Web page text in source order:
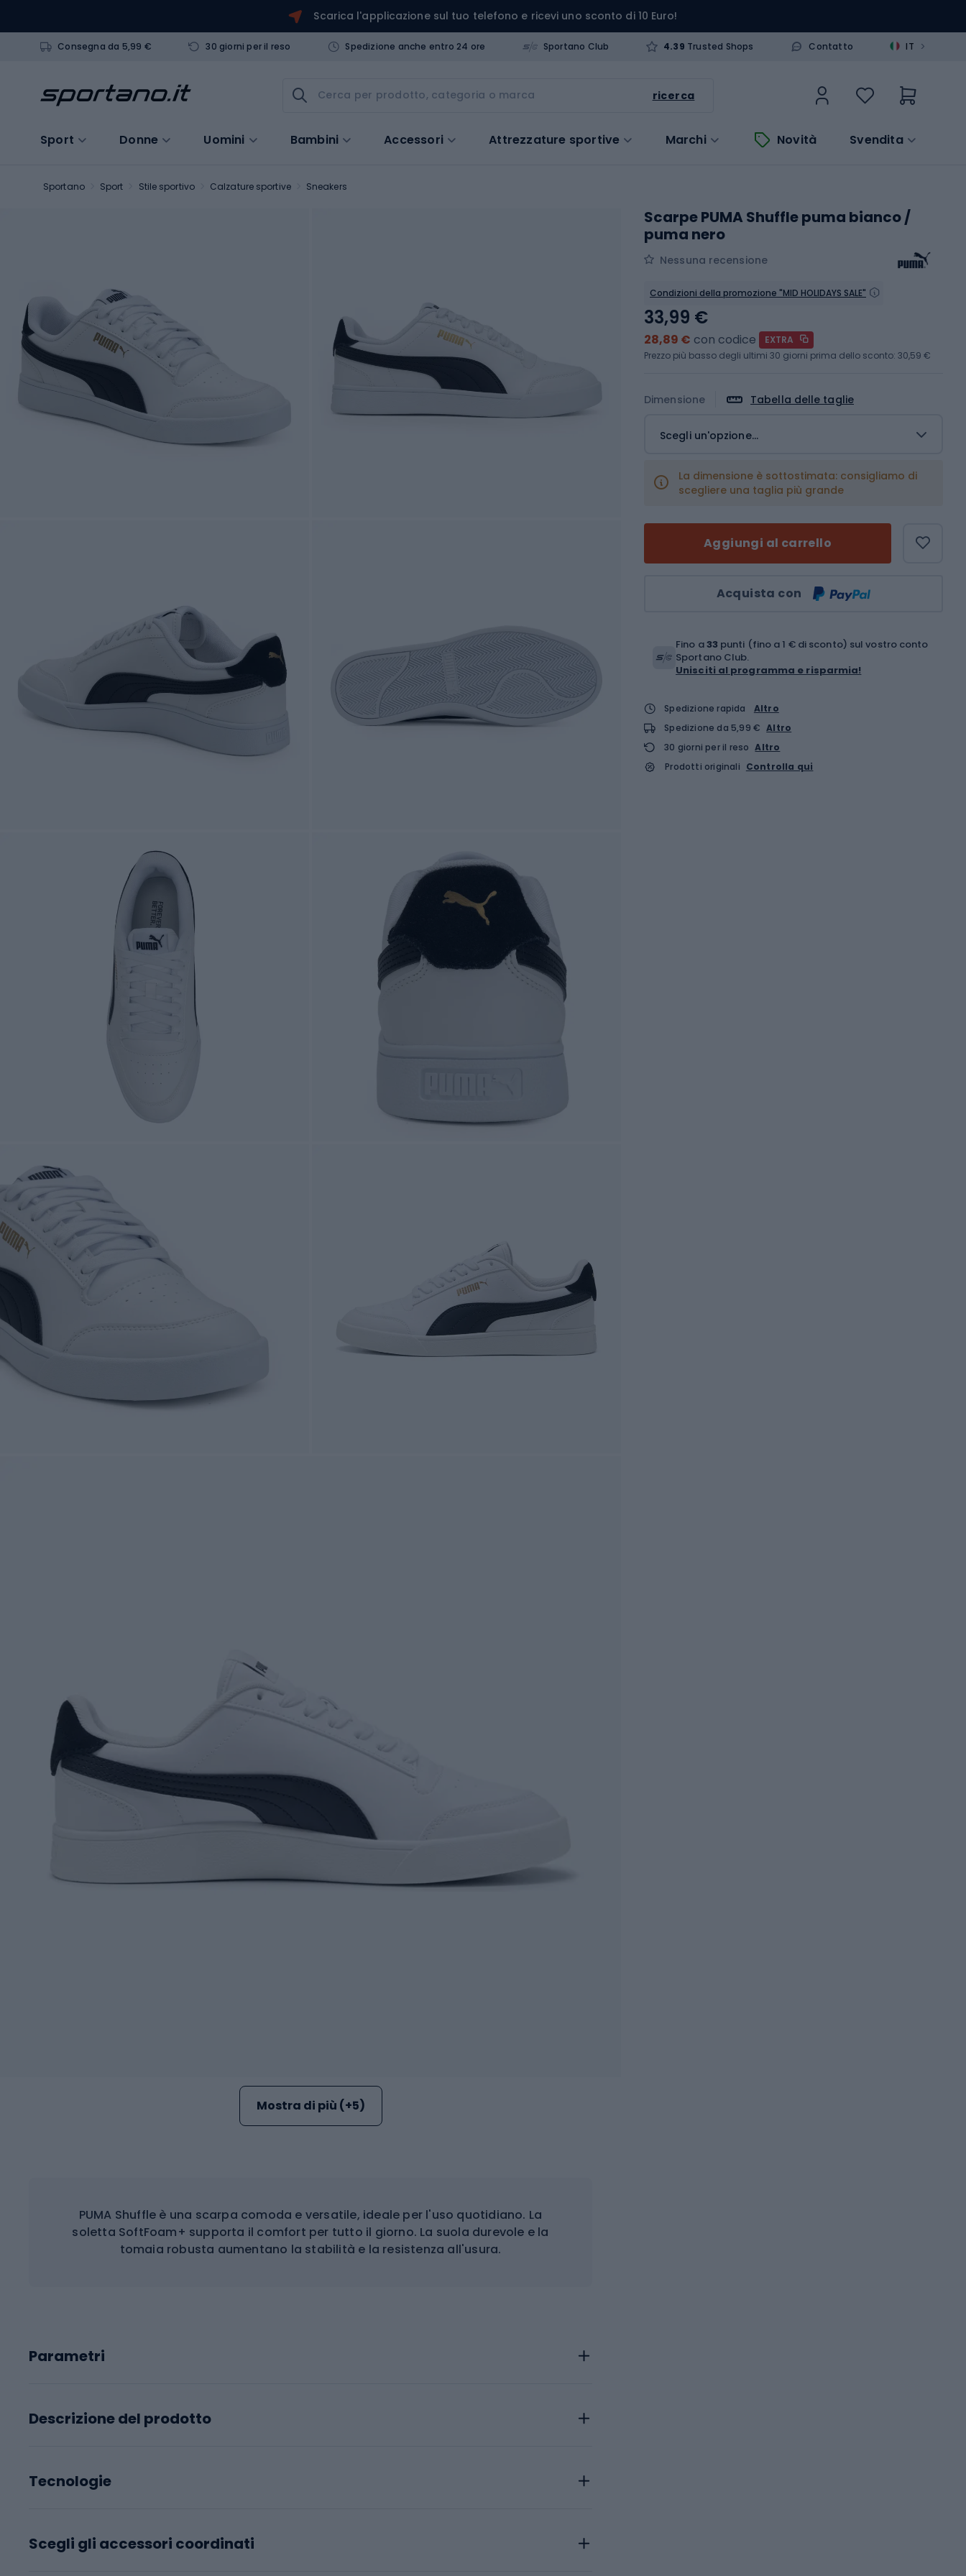
Scarica l'applicazione sul tuo telefono e ricevi uno sconto di 10 Euro!
Consegna da 5,99 € 30 giorni per il reso Spedizione anche entro 24 ore Sportano Club 4.39 Trusted Shops Contatto IT >
ricerca
Sport Donne Uomini Bambini Accessori Attrezzature sportive Marchi Novità Svendita
Sportano Sport Stile sportivo Calzature sportive Sneakers
Mostra di più (+5)
PUMA Shuffle è una scarpa comoda e versatile, ideale per l'uso quotidiano. La
soletta SoftFoam+ supporta il comfort per tutto il giorno. La suola durevole e la
tomaia robusta aumentano la stabilità e la resistenza all'usura.
Parametri
Descrizione del prodotto
Tecnologie
Scegli gli accessori coordinati
Scarpe PUMA Shuffle puma bianco /
puma nero
Nessuna recensione
Condizioni della promozione "MID HOLIDAYS SALE"
Dimensione Tabella delle taglie
Scegli un'opzione...
La dimensione è sottostimata: consigliamo di
scegliere una taglia più grande
Aggiungi al carrello
Acquista con
33,99 €
28,89 € con codice
EXTRA
Prezzo più basso degli ultimi 30 giorni prima dello sconto: 30,59 €
Fino a33 punti (fino a 1 € di sconto) sul vostro conto
Sportano Club.
Unisciti al programma e risparmia!
Spedizione rapida
Altro
Spedizione da 5,99 € Altro
30 giorni per il reso Altro
Prodotti originali Controlla qui